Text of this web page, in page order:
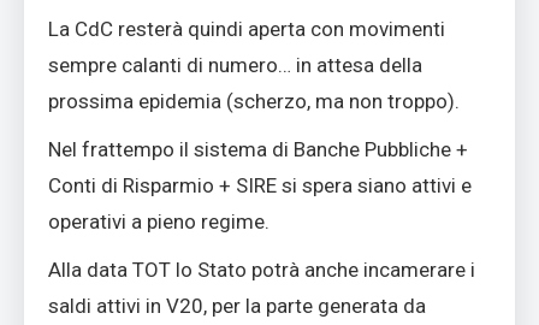
La CdC resterà quindi aperta con movimenti
sempre calanti di numero… in attesa della
prossima epidemia (scherzo, ma non troppo).
Nel frattempo il sistema di Banche Pubbliche +
Conti di Risparmio + SIRE si spera siano attivi e
operativi a pieno regime.
Alla data TOT lo Stato potrà anche incamerare i
saldi attivi in V20, per la parte generata da